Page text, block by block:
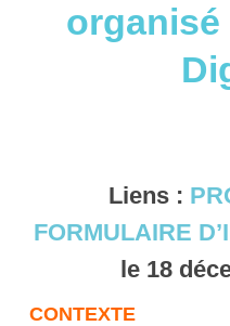
organisé
Liens :
FORMULAIRE
le 18
CONTEXTE